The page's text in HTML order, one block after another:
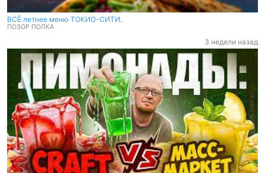
Слепой тест лимонадов.
ПОЗОР ПОЛКА
1 месяц назад
ВСЁ летнее меню ТОКИО-СИТИ.
ПОЗОР ПОЛКА
3 недели назад